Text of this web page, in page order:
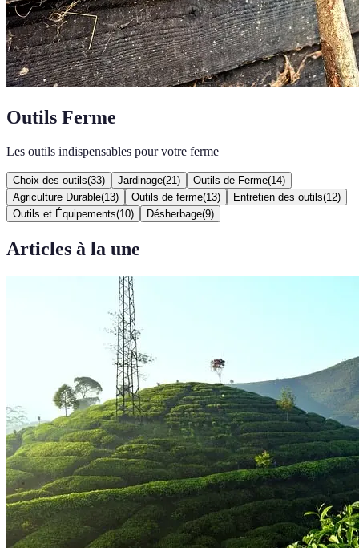
Outils Ferme
Les outils indispensables pour votre ferme
Choix des outils(33) Jardinage(21 ) Outils de Ferme(14)
Agriculture Durable(13) Outils de ferme(13) Entretien des outils(12)
Outils et Équipements(10) Désherbage(9)
Articles à la une